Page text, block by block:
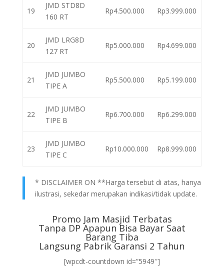
19
JMD STD8D
160 RT
Rp4.500.000 Rp3.999.000
20
JMD LRG8D
127 RT
Rp5.000.000 Rp4.699.000
21
JMD JUMBO
TIPE A
Rp5.500.000 Rp5.199.000
22
JMD JUMBO
TIPE B
Rp6.700.000 Rp6.299.000
23
JMD JUMBO
TIPE C
Rp10.000.000 Rp8.999.000
* DISCLAIMER ON **Harga tersebut di atas, hanya
ilustrasi, sekedar merupakan indikasi/tidak update.
Promo Jam Masjid Terbatas
Tanpa DP Apapun Bisa Bayar Saat
Barang Tiba
Langsung Pabrik Garansi 2 Tahun
[wpcdt-countdown id=”5949″]